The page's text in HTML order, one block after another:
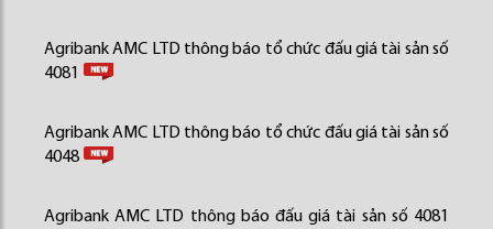
Agribank AMC LTD thông báo tổ chức đấu giá tài sản số
4081
Agribank AMC LTD thông báo tổ chức đấu giá tài sản số
4048
Agribank AMC LTD thông báo đấu giá tài sản số 4081